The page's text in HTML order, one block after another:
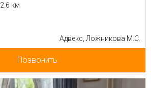
2.6 км
Адвекс, Ложникова М.С.
Позвонить